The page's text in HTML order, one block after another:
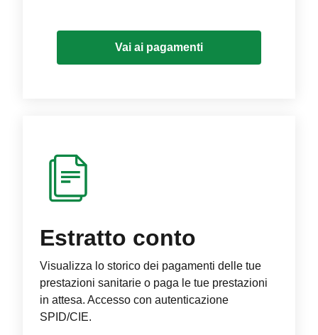
Vai ai pagamenti
Estratto conto
Visualizza lo storico dei pagamenti delle tue
prestazioni sanitarie o paga le tue prestazioni
in attesa. Accesso con autenticazione
SPID/CIE.